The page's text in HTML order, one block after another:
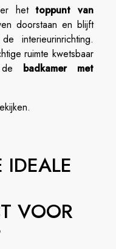
hettoppunt van
doorstaan en blijft
interieurinrichting.
ruimte kwetsbaar
de badkamer met
IDEALE
VOOR